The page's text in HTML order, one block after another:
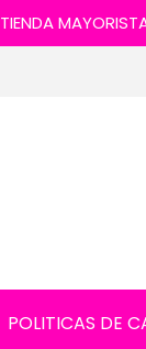
TIENDA
POLITICAS DE